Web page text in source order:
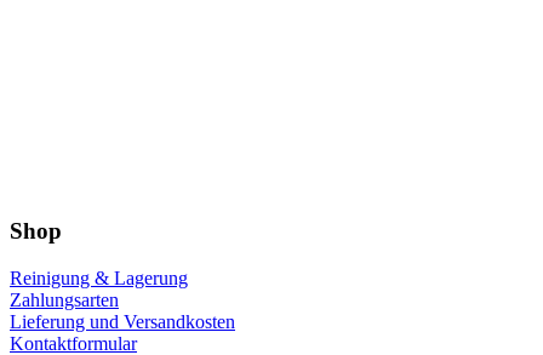
Shop
Reinigung & Lagerung
Zahlungsarten
Lieferung und Versandkosten
Kontaktformular